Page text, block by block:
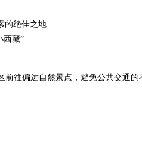
的绝佳之地
西藏”
前往偏远自然景点，避免公共交通